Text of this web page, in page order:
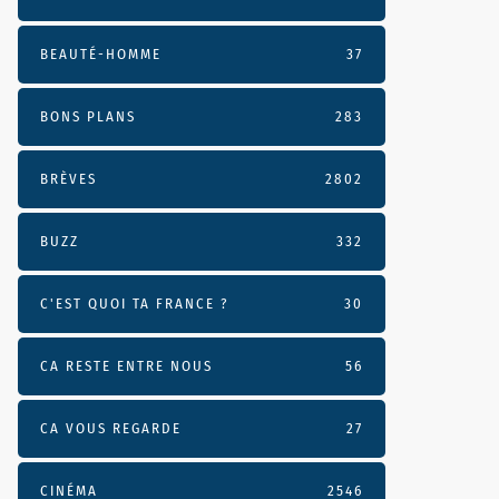
BEAUTÉ-HOMME 37
BONS PLANS 283
BRÈVES 2802
BUZZ 332
C'EST QUOI TA FRANCE ? 30
CA RESTE ENTRE NOUS 56
CA VOUS REGARDE 27
CINÉMA 2546